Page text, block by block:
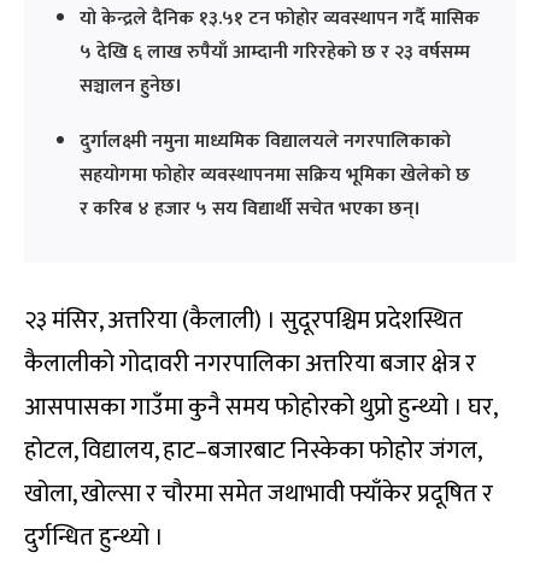
यो केन्द्रले दैनिक १३.५१ टन फोहोर व्यवस्थापन गर्दै मासिक
५ देखि ६ लाख रुपैयाँ आम्दानी गरिरहेको छ र २३ वर्षसम्म
सञ्चालन हुनेछ।
दुर्गालक्ष्मी नमुना माध्यमिक विद्यालयले नगरपालिकाको
सहयोगमा फोहोर व्यवस्थापनमा सक्रिय भूमिका खेलेको छ
र करिब ४ हजार ५ सय विद्यार्थी सचेत भएका छन्।
२३ मंसिर, अत्तरिया (कैलाली) । सुदूरपश्चिम प्रदेशस्थित
कैलालीको गोदावरी नगरपालिका अत्तरिया बजार क्षेत्र र
आसपासका गाउँमा कुनै समय फोहोरको थुप्रो हुन्थ्यो । घर,
होटल, विद्यालय, हाट–बजारबाट निस्केका फोहोर जंगल,
खोला, खोल्सा र चौरमा समेत जथाभावी फ्याँकेर प्रदूषित र
दुर्गन्धित हुन्थ्यो ।